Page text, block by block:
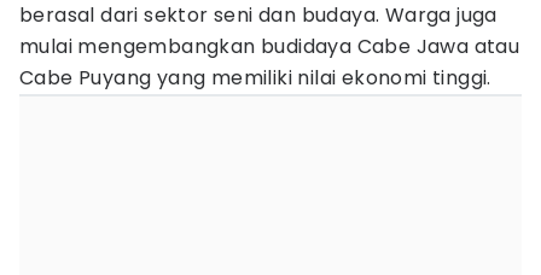
berasal dari sektor seni dan budaya. Warga juga
mulai mengembangkan budidaya Cabe Jawa atau
Cabe Puyang yang memiliki nilai ekonomi tinggi.